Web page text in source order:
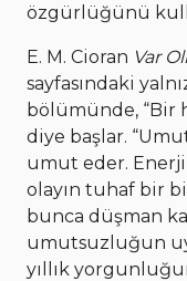
özgürlüğünü
E. M. Cioran Var
sayfasındaki
bölümünde, “Bir
diye başlar.
umut eder.
olayın tuhaf bir
bunca düşman
umutsuzluğun
yıllık